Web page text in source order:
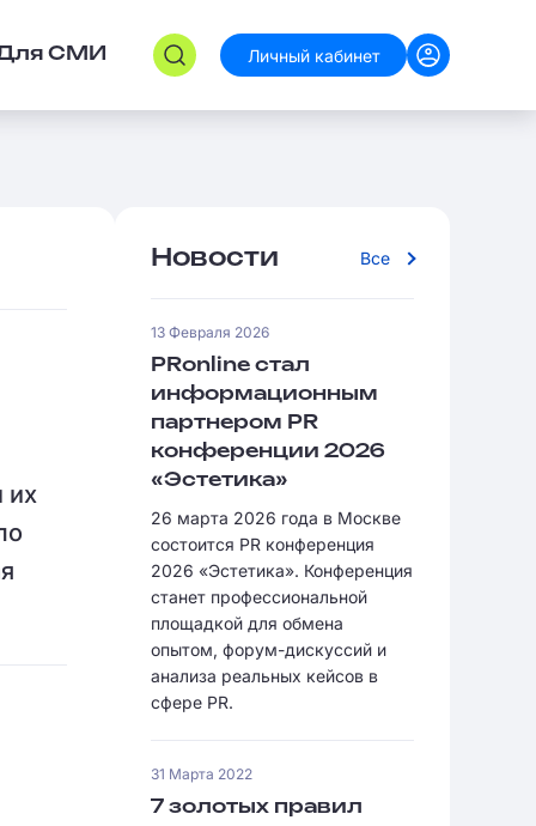
СМИ Личный кабинет
их
Новости Все
13 Февраля 2026
PRonline стал
информационным
партнером PR
конференции 2026
«Эстетика»
26 марта 2026 года в Москве
состоится PR конференция
2026 «Эстетика». Конференция
станет профессиональной
площадкой для обмена
опытом, форум-дискуссий и
анализа реальных кейсов в
сфере PR.
31 Марта 2022
7 золотых правил